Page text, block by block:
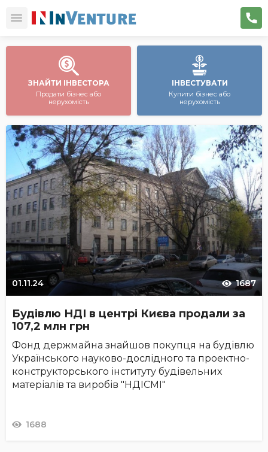
ЗНАЙТИ ІНВЕСТОРА
Продати бізнес або
нерухомість
ІНВЕСТУВАТИ
Купити бізнес або
нерухомість
01.11.24 1687
Будівлю НДІ в центрі Києва продали за
107,2 млн грн
Фонд держмайна знайшов покупця на будівлю
Українського науково-дослідного та проектно-
конструкторського інституту будівельних
матеріалів та виробів "НДІСМІ"
1688